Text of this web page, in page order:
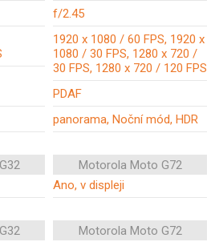
f/2.45
1920 x 1080 / 60 FPS, 1920 x
1080 / 30 FPS, 1280 x 720 /
30 FPS, 1280 x 720 / 120 FPS
PDAF
panorama, Noční mód, HDR
Motorola Moto G72
Ano, v displeji
Motorola Moto G72